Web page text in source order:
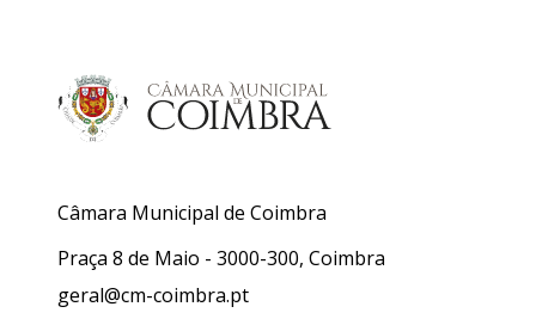
Câmara Municipal de Coimbra
Praça 8 de Maio - 3000-300, Coimbra
geral@cm-coimbra.pt